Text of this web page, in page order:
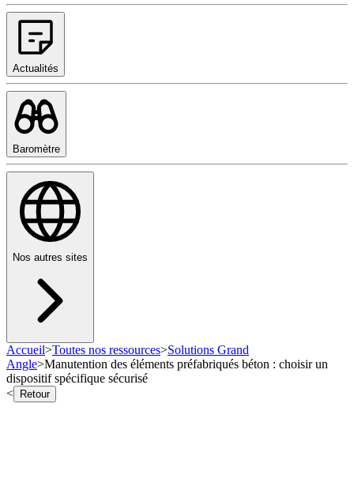
Actualités
Baromètre
Nos autres sites
Accueil>Toutes nos ressources>Solutions Grand
Angle>Manutention des éléments préfabriqués béton : choisir un
dispositif spécifique sécurisé
<
Retour